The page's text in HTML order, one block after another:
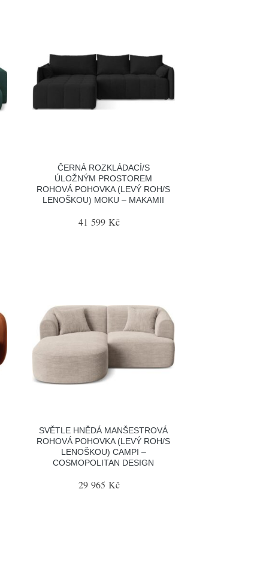
ČERNÁ ROZKLÁDACÍ/S
ÚLOŽNÝM PROSTOREM
ROHOVÁ POHOVKA (LEVÝ ROH/S
LENOŠKOU) MOKU – MAKAMII
41 599 Kč
SVĚTLE HNĚDÁ MANŠESTROVÁ
ROHOVÁ POHOVKA (LEVÝ ROH/S
LENOŠKOU) CAMPI –
COSMOPOLITAN DESIGN
29 965 Kč